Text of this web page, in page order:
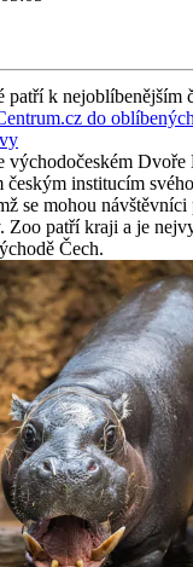
k nejoblíbenějším
do
východočeském
českým institucím
se mohou
patří kraji a je
Čech.